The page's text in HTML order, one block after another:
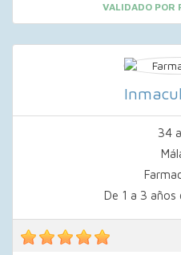
VALIDADO POR
34
De 1 a 3 años